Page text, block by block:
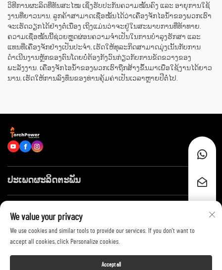
ວິທີການຜະລິດທີ່ທັນສະໄໝ ເຊິ່ງຮັບປະກັນຄວາມໝັ້ນຄົງ ແລະ ອາຍຸການໃຊ້
ງານທີ່ຍາວນານ. ລູກຄ້າສາມາດເຊື່ອໝັ້ນໄດ້ວ່າເຄື່ອງຈັກໄອນ້ຳຂອງພວກເຮົາ
ຈະເຮັດວຽກໄດ້ຢ່າງຕໍ່ເນື່ອງ ເຖິງແມ່ນວ່າຈະຢູ່ໃນສະພາບການທີ່ທ້າທາຍ.
ຄວາມເຊື່ອໝັ້ນນີ້ຊ່ວຍຫຼຸດຜ່ອນຄວາມຈຳເປັນໃນການບໍາລຸງຮັກສາ ແລະ
ແທນທີ່ເຄື່ອງຈັກຢ່າງເປັນປະຈຳ, ເຮັດໃຫ້ທຸລະກິດສາມາດມຸ່ງເນັ້ນກັບການ
ດຳເນີນງານຫຼັກຂອງຕົນໂດຍບໍ່ຕ້ອງກັງວົນກ່ຽວກັບການຂັດຂວາງຂອງ
ພະລັງງານ. ເຄື່ອງຈັກໄອນ້ຳຂອງພວກເຮົາຖືກສ້າງຂຶ້ນມາເພື່ອໃຊ້ງານໄດ້ຍາວ
ນານ, ເຮັດໃຫ້ການລົງທຶນຂອງທ່ານຄຸ້ມຄ່າເປັນເວລາຫຼາຍປີຕໍ່ໄປ.
ປະເພດຜະລິດຕະພັນ
ຕິດຕໍ່ພວກເຮົາ
We value your privacy
We use cookies and similar tools to provide our services. If you don't want to
accept all cookies, click Personalize cookies.
Accept all